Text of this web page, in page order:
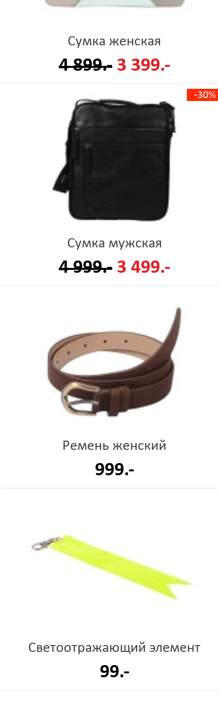
Сумка женская
4 899.- 3 399.-
-30%
Сумка мужская
4 999.- 3 499.-
Ремень женский
999.-
Светоотражающий элемент
99.-